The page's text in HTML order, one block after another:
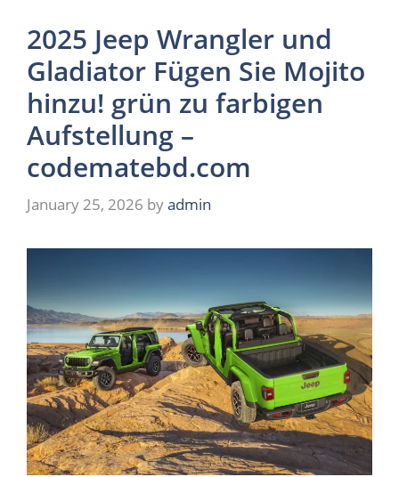
2025 Jeep Wrangler und
Gladiator Fügen Sie Mojito
hinzu! grün zu farbigen
Aufstellung –
codematebd.com
January 25, 2026 byadmin